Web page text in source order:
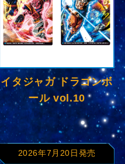
イタジャガ ドラゴンボ
ール vol.10
2026年7月20日発売